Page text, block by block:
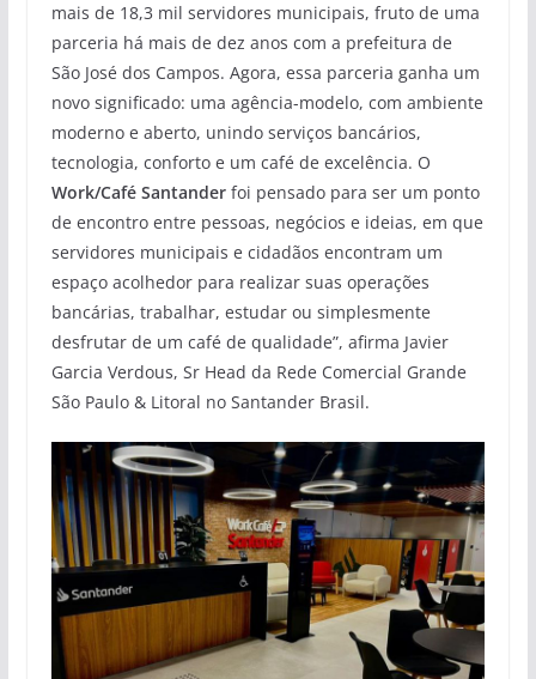
mais de 18,3 mil servidores municipais, fruto de uma
parceria há mais de dez anos com a prefeitura de
São José dos Campos. Agora, essa parceria ganha um
novo significado: uma agência-modelo, com ambiente
moderno e aberto, unindo serviços bancários,
tecnologia, conforto e um café de excelência. O
Work/Café Santanderfoi pensado para ser um ponto
de encontro entre pessoas, negócios e ideias, em que
servidores municipais e cidadãos encontram um
espaço acolhedor para realizar suas operações
bancárias, trabalhar, estudar ou simplesmente
desfrutar de um café de qualidade”, afirma Javier
Garcia Verdous, Sr Head da Rede Comercial Grande
São Paulo & Litoral no Santander Brasil.